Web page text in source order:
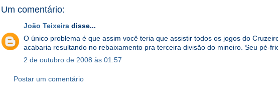
Um comentário:
João Teixeira disse...
O único problema é que assim você teria que assistir todos os jogos do
acabaria resultando no rebaixamento pra terceira divisão do mineiro. Seu pé-
2 de outubro de 2008 às 01:57
Postar um comentário